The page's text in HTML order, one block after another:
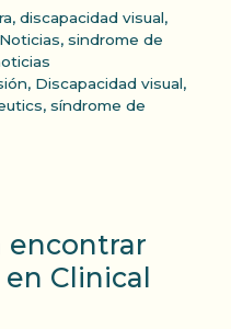
, discapacidad visual,
Noticias, sindrome de
, Discapacidad visual,
, síndrome de
encontrar
Clinical